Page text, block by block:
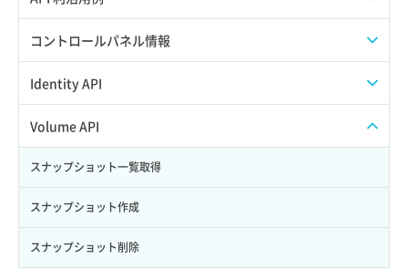
APIでAPIサブユーザーを作成する
APIでVPSにISOイメージを挿入する
APIでVPSを作成する
コントロールパネル情報
APIユーザーを作成する
API情報を確認する
Identity API
Credential一覧取得
Credential作成
Credential削除
Credential詳細取得
Volume API
スナップショット一覧取得
スナップショット作成
スナップショット削除